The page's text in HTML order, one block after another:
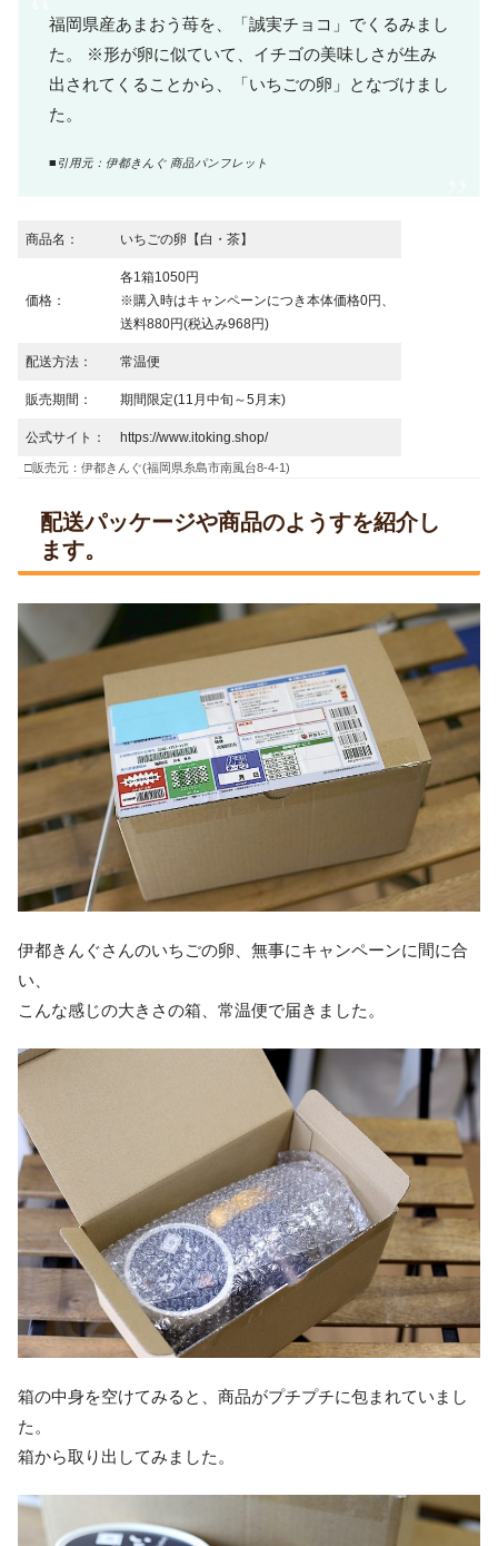
福岡県産あまおう苺を、「誠実チョコ」でくるみまし
た。 ※形が卵に似ていて、イチゴの美味しさが生み
出されてくることから、「いちごの卵」となづけまし
た。
■引用元：伊都きんぐ 商品パンフレット
商品名： いちごの卵【白・茶】
価格：
各1箱1050円
※購入時はキャンペーンにつき本体価格0円、
送料880円(税込み968円)
配送方法： 常温便
販売期間： 期間限定(11月中旬～5月末)
公式サイト： https://www.itoking.shop/
□販売元：伊都きんぐ(福岡県糸島市南風台8-4-1)
配送パッケージや商品のようすを紹介し
ます。
伊都きんぐさんのいちごの卵、無事にキャンペーンに間に合
い、
こんな感じの大きさの箱、常温便で届きました。
箱の中身を空けてみると、商品がプチプチに包まれていまし
た。
箱から取り出してみました。